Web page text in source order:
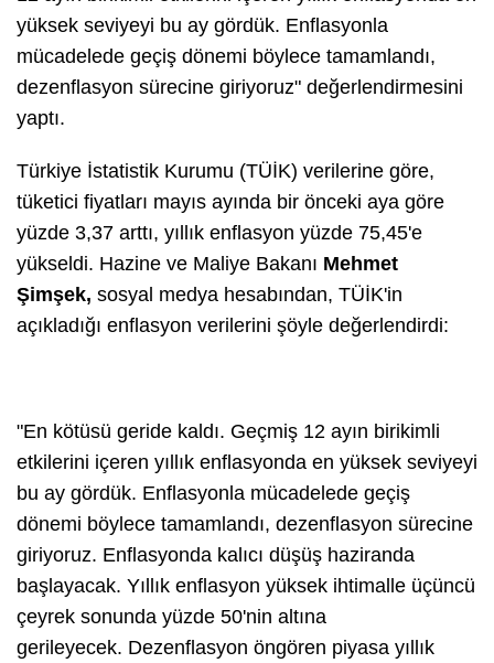
yüksek seviyeyi bu ay gördük. Enflasyonla
mücadelede geçiş dönemi böylece tamamlandı,
dezenflasyon sürecine giriyoruz" değerlendirmesini
yaptı.
Türkiye İstatistik Kurumu (TÜİK) verilerine göre,
tüketici fiyatları mayıs ayında bir önceki aya göre
yüzde 3,37 arttı, yıllık enflasyon yüzde 75,45'e
yükseldi. Hazine ve Maliye Bakanı Mehmet
Şimşek, sosyal medya hesabından, TÜİK'in
açıkladığı enflasyon verilerini şöyle değerlendirdi:
"En kötüsü geride kaldı. Geçmiş 12 ayın birikimli
etkilerini içeren yıllık enflasyonda en yüksek seviyeyi
bu ay gördük. Enflasyonla mücadelede geçiş
dönemi böylece tamamlandı, dezenflasyon sürecine
giriyoruz. Enflasyonda kalıcı düşüş haziranda
başlayacak. Yıllık enflasyon yüksek ihtimalle üçüncü
çeyrek sonunda yüzde 50'nin altına
gerileyecek. Dezenflasyon öngören piyasa yıllık